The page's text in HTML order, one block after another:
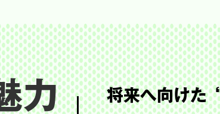
力 将来へ向けた